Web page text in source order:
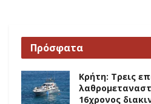
Πρόσφατα
Κρήτη: Τρεις
16χρονος